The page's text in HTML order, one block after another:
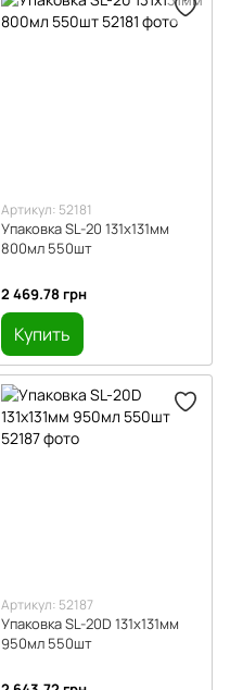
Артикул: 52181
Упаковка SL-20 131х131мм
800мл 550шт
2 469.78 грн
Купить
Артикул: 52187
Упаковка SL-20D 131х131мм
950мл 550шт